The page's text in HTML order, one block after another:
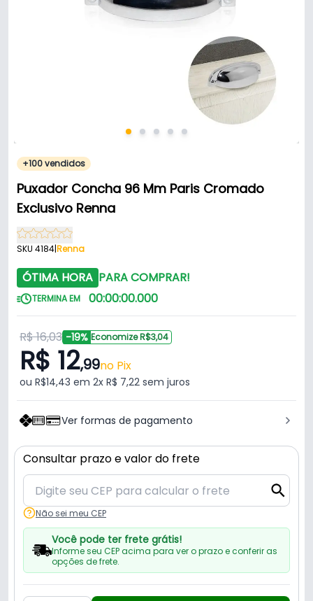
+100 vendidos
Puxador Concha 96 Mm Paris Cromado
Exclusivo Renna
SKU 4184|Renna
ÓTIMA HORA PARA COMPRAR!
TERMINA EM 00:00:00.000
R$ 16,03 -19% Economize R$3,04
R$ 12,99no Pix
ou R$14,43 em 2x R$ 7,22 sem juros
Ver formas de pagamento
Consultar prazo e valor do frete
Não sei meu CEP
Você pode ter frete grátis!
Informe seu CEP acima para ver o prazo e conferir as
opções de frete.